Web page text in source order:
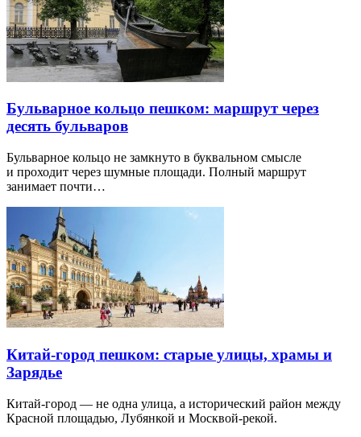
Бульварное кольцо пешком: маршрут через
десять бульваров
Бульварное кольцо не замкнуто в буквальном смысле
и проходит через шумные площади. Полный маршрут
занимает почти…
Китай-город пешком: старые улицы, храмы и
Зарядье
Китай-город — не одна улица, а исторический район между
Красной площадью, Лубянкой и Москвой-рекой.